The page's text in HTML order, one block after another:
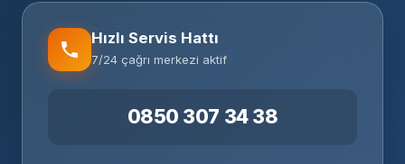
Hızlı Servis Hattı
7/24 çağrı merkezi aktif
0850 307 34 38